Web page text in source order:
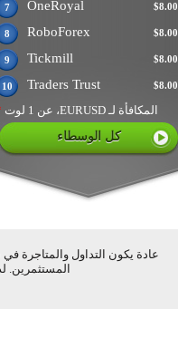
$8.00
7 OneRoyal
$8.00
8 RoboForex
$8.00
9 Tickmill
$8.00
10 Traders Trust
المكافأة لـ EURUSD، عن 1 لوت
كل الوسطاء
عادة يكون التداول والمتاجرة
المستثمرين.